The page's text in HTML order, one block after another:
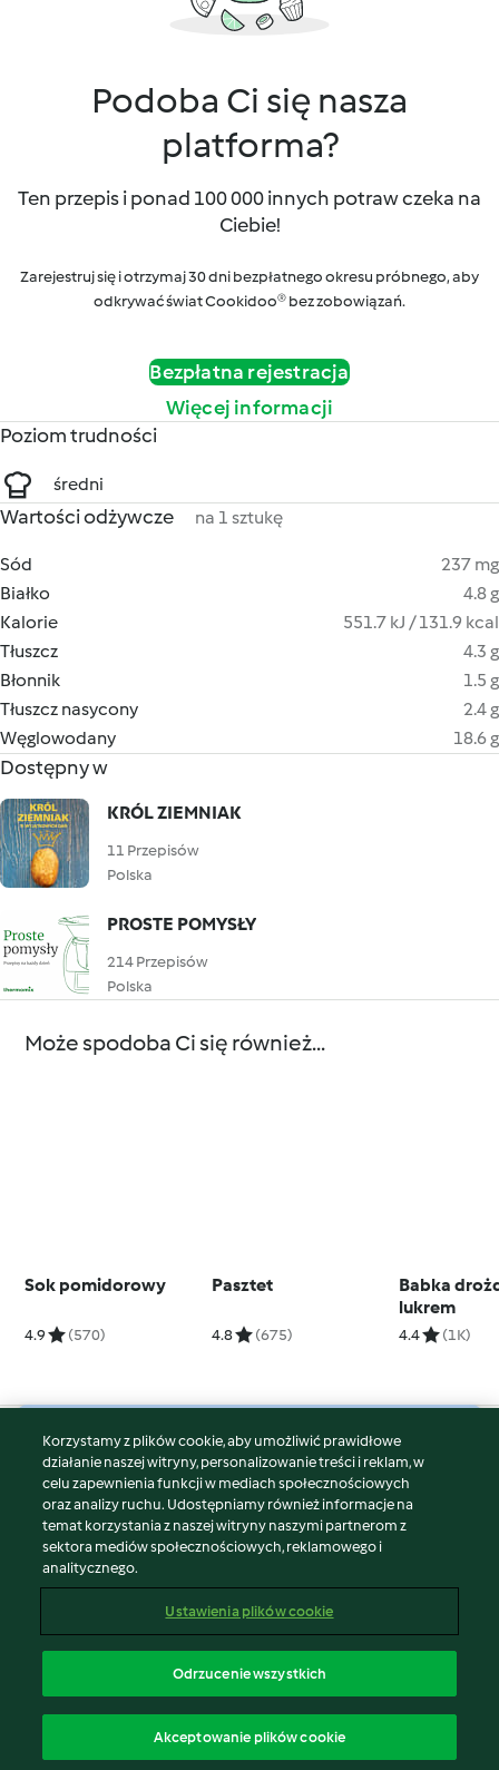
Podoba Ci się nasza
platforma?
Ten przepis i ponad 100 000 innych potraw czeka na
Ciebie!
Zarejestruj się i otrzymaj 30 dni bezpłatnego okresu próbnego, aby
odkrywać świat Cookidoo® bez zobowiązań.
Bezpłatna rejestracja
Więcej informacji
Poziom trudności
średni
Wartości odżywcze na 1 sztukę
Sód
237 mg
Białko
4.8 g
Kalorie
551.7 kJ / 131.9 kcal
Tłuszcz
4.3 g
Błonnik
1.5 g
Tłuszcz nasycony
2.4 g
Węglowodany
18.6 g
Dostępny w
KRÓL ZIEMNIAK
11 Przepisów
Polska
PROSTE POMYSŁY
214 Przepisów
Polska
Może spodoba Ci się również...
Sok pomidorowy
4.9 (570)
Pasztet
4.8 (675)
Babka
lukrem
4.4 (1K)
© Copyright 2026
Warunki korzystania
Polityka prywatności
Disclaimer
Znak wydawcy
Zgłoś treść
Oświadczenie o dostępności
Korzystamy z plików cookie, aby umożliwić prawidłowe
działanie naszej witryny, personalizowanie treści i reklam, w
celu zapewnienia funkcji w mediach społecznościowych
oraz analizy ruchu. Udostępniamy również informacje na
temat korzystania z naszej witryny naszymi partnerom z
sektora mediów społecznościowych, reklamowego i
analitycznego.
Ustawienia plików cookie
Odrzucenie wszystkich
Akceptowanie plików cookie